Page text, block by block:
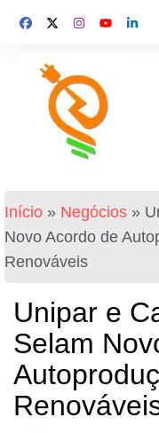
Início » Negócios »
Novo Acordo de
Renováveis
Unipar e
Selam